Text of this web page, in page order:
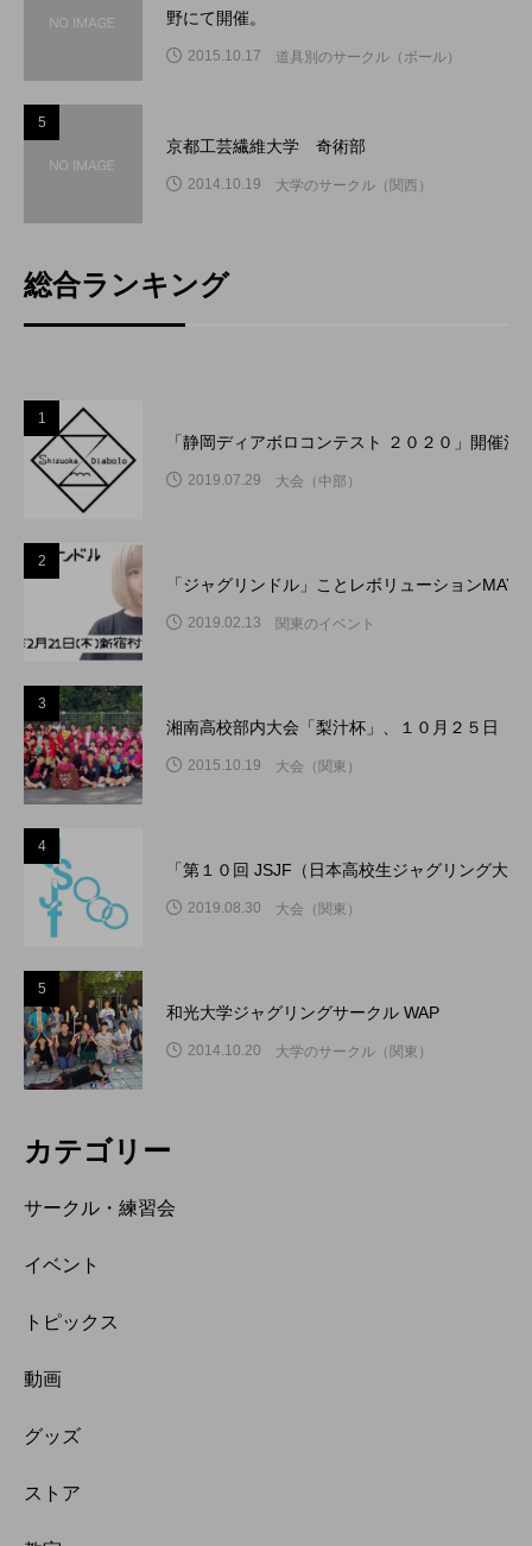
野にて開催。
2015.10.17 道具別のサークル（ボール）
5
京都工芸繊維大学 奇術部
2014.10.19 大学のサークル（関西）
総合ランキング
1
「静岡ディアボロコンテスト ２０２０」開催
2019.07.29 大会（中部）
2
「ジャグリンドル」ことレボリューション
2019.02.13 関東のイベント
3
湘南高校部内大会「梨汁杯」、１０月２５日（
2015.10.19 大会（関東）
4
「第１０回 JSJF（日本高校生ジャグリング大
2019.08.30 大会（関東）
5
和光大学ジャグリングサークル WAP
2014.10.20 大学のサークル（関東）
カテゴリー
サークル・練習会
イベント
トピックス
動画
グッズ
ストア